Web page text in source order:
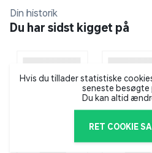
Din historik
Du har sidst kigget på
Hvis du tillader statistiske
seneste besøgte
Du kan altid
RET COOKIE